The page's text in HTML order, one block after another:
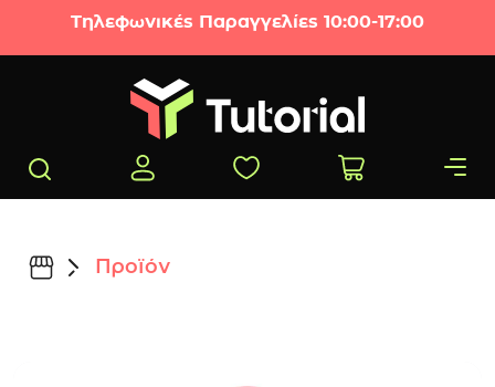
Μετάβαση στο περιεχόμενο
Τηλεφωνικές Παραγγελίες 10:00-17:00
Προϊόν